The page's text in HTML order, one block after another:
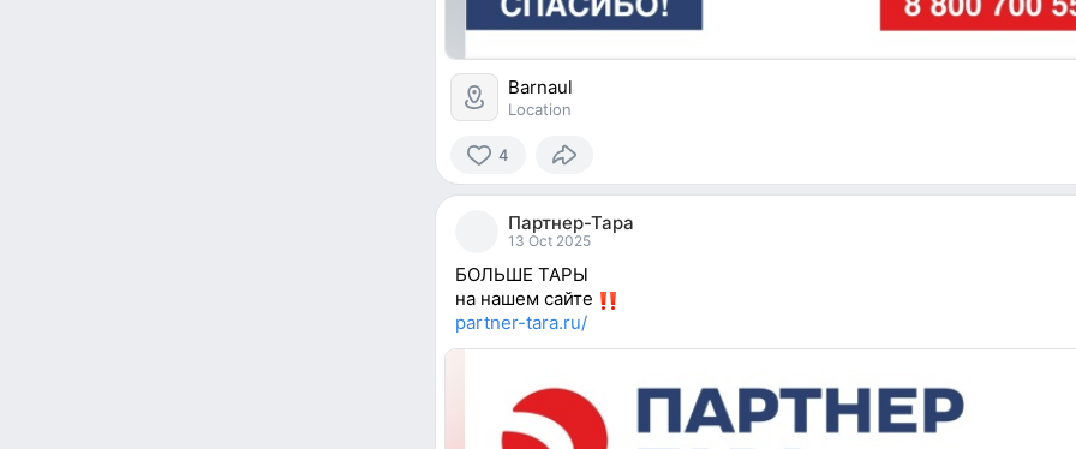
Barnaul
Location
4
4
reactedПартнер-Тара
13 Oct 2025
БОЛЬШЕ ТАРЫ
на нашем сайте
partner-tara.ru/